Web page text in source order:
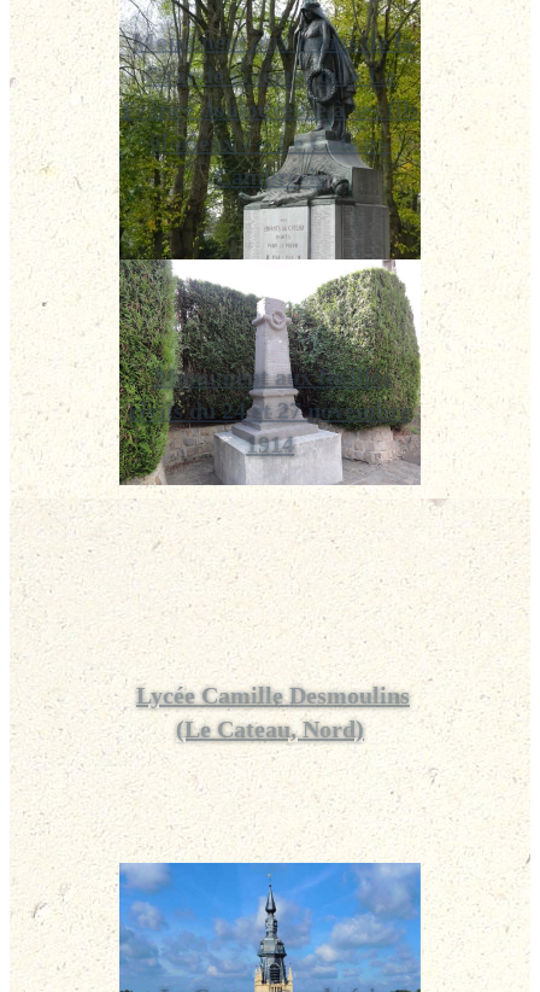
Monument aux morts de la
Grande Guerre, ou « La
France douloureuse à ses fils
glorieux » – Le Cateau-
Cambrésis
Monument aux fusillés
civils du 24 et 27 novembre
1914
Lycée Camille Desmoulins
(Le Cateau, Nord)